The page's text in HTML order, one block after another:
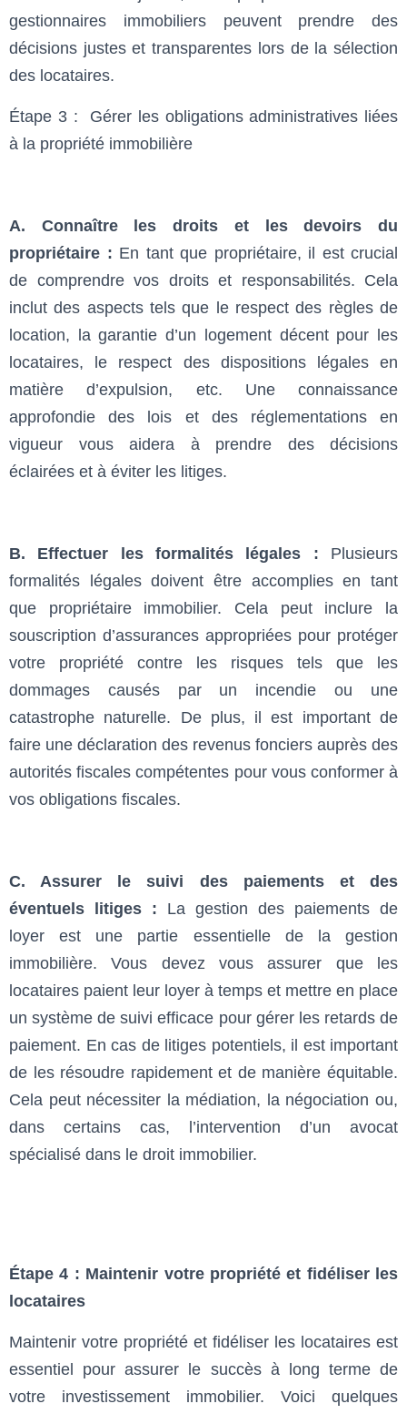
gestionnaires immobiliers peuvent prendre des
décisions justes et transparentes lors de la sélection
des locataires.
Étape 3 : Gérer les obligations administratives liées
à la propriété immobilière
A. Connaître les droits et les devoirs du
propriétaire : En tant que propriétaire, il est crucial
de comprendre vos droits et responsabilités. Cela
inclut des aspects tels que le respect des règles de
location, la garantie d’un logement décent pour les
locataires, le respect des dispositions légales en
matière d’expulsion, etc. Une connaissance
approfondie des lois et des réglementations en
vigueur vous aidera à prendre des décisions
éclairées et à éviter les litiges.
B. Effectuer les formalités légales : Plusieurs
formalités légales doivent être accomplies en tant
que propriétaire immobilier. Cela peut inclure la
souscription d’assurances appropriées pour protéger
votre propriété contre les risques tels que les
dommages causés par un incendie ou une
catastrophe naturelle. De plus, il est important de
faire une déclaration des revenus fonciers auprès des
autorités fiscales compétentes pour vous conformer à
vos obligations fiscales.
C. Assurer le suivi des paiements et des
éventuels litiges : La gestion des paiements de
loyer est une partie essentielle de la gestion
immobilière. Vous devez vous assurer que les
locataires paient leur loyer à temps et mettre en place
un système de suivi efficace pour gérer les retards de
paiement. En cas de litiges potentiels, il est important
de les résoudre rapidement et de manière équitable.
Cela peut nécessiter la médiation, la négociation ou,
dans certains cas, l’intervention d’un avocat
spécialisé dans le droit immobilier.
Étape 4 : Maintenir votre propriété et fidéliser les
locataires
Maintenir votre propriété et fidéliser les locataires est
essentiel pour assurer le succès à long terme de
votre investissement immobilier. Voici quelques